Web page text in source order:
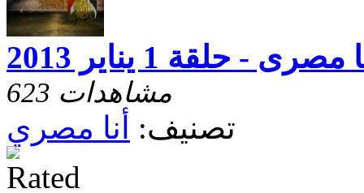
مصرى - حلقة 1 يناير 2013
623 مشاهدات
تصنيف: أنا مصري